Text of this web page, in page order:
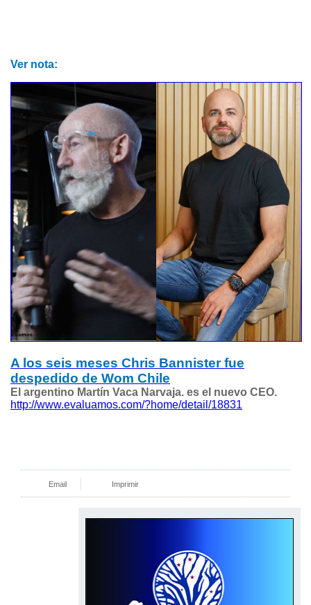
Ver nota:
A los seis meses Chris Bannister fue
despedido de Wom Chile
El argentino Martín Vaca Narvaja. es el nuevo CEO.
http://www.evaluamos.com/?home/detail/18831
Email Imprimir